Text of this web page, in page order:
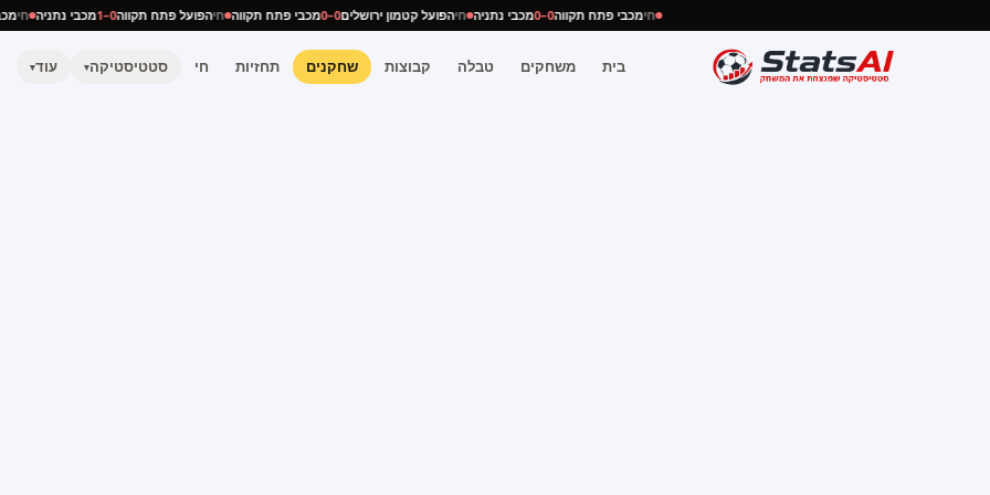
חימכבי פתח תקווה0–0 מכבי נתניה חיהפועל קטמון ירושלים0–0 מכבי פתח תקווה חיהפועל פתח תקווה0–1 מכבי נתניה חי
בית משחקים טבלה קבוצות שחקנים תחזיות חי סטטיסטיקה▾ עוד▾